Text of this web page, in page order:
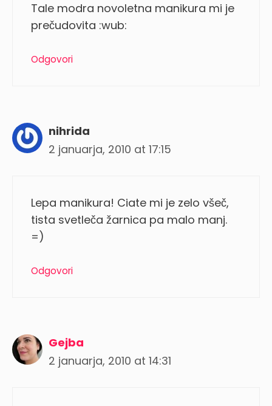
Tale modra novoletna manikura mi je
prečudovita :wub:
Odgovori
nihrida
2 januarja, 2010 at 17:15
Lepa manikura! Ciate mi je zelo všeč,
tista svetleča žarnica pa malo manj.
=)
Odgovori
Gejba
2 januarja, 2010 at 14:31